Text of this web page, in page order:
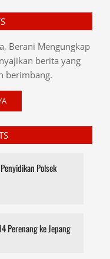
Berani Mengungkap
berita yang
berimbang.
Polsek
Perenang ke Jepang